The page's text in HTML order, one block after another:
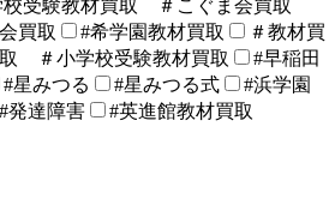
校受験教材買取 ＃こぐま会買取
買取
#希学園教材買取
＃教材買
＃小学校受験教材買取
#早稲田
#星みつる #星みつる式
#浜学園
#発達障害 #英進館教材買取